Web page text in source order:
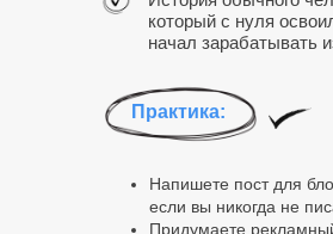
Практика:
Напишете пост для
если вы никогда не
Придумаете
который с нуля
начал зарабатывать